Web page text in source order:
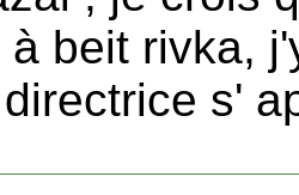
à beit rivka,
s'